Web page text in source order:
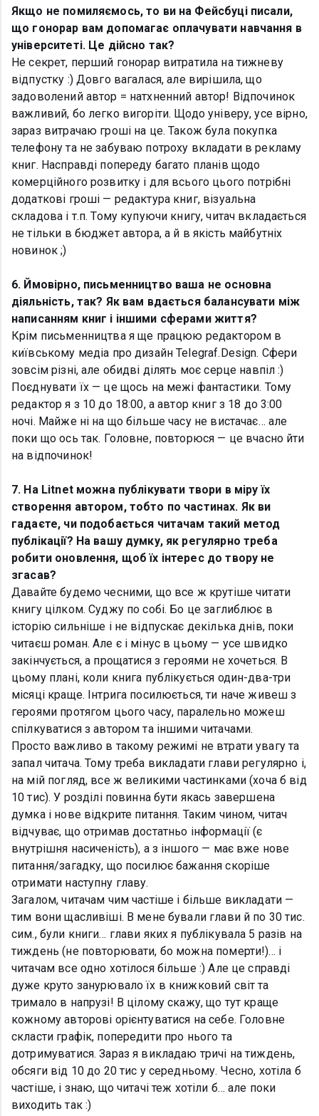
Якщо не помиляємось, то ви на Фейсбуці писали,
що гонорар вам допомагає оплачувати навчання в
університеті. Це дійсно так?
Не секрет, перший гонорар витратила на тижневу
відпустку :) Довго вагалася, але вирішила, що
задоволений автор = натхненний автор! Відпочинок
важливий, бо легко вигоріти. Щодо універу, усе вірно,
зараз витрачаю гроші на це. Також була покупка
телефону та не забуваю потроху вкладати в рекламу
книг. Насправді попереду багато планів щодо
комерційного розвитку і для всього цього потрібні
додаткові гроші — редактура книг, візуальна
складова і т.п. Тому купуючи книгу, читач вкладається
не тільки в бюджет автора, а й в якість майбутніх
новинок ;)
6. Ймовірно, письменництво ваша не основна
діяльність, так? Як вам вдається балансувати між
написанням книг і іншими сферами життя?
Крім письменництва я ще працюю редактором в
київському медіа про дизайн Telegraf.Design. Сфери
зовсім різні, але обидві ділять моє серце навпіл :)
Поєднувати їх — це щось на межі фантастики. Тому
редактор я з 10 до 18:00, а автор книг з 18 до 3:00
ночі. Майже ні на що більше часу не вистачає… але
поки що ось так. Головне, повторюся — це вчасно йти
на відпочинок!
7. На Litnet можна публікувати твори в міру їх
створення автором, тобто по частинах. Як ви
гадаєте, чи подобається читачам такий метод
публікації? На вашу думку, як регулярно треба
робити оновлення, щоб їх інтерес до твору не
згасав?
Давайте будемо чесними, що все ж крутіше читати
книгу цілком. Суджу по собі. Бо це заглиблює в
історію сильніше і не відпускає декілька днів, поки
читаєш роман. Але є і мінус в цьому — усе швидко
закінчується, а прощатися з героями не хочеться. В
цьому плані, коли книга публікується один-два-три
місяці краще. Інтрига посилюється, ти наче живеш з
героями протягом цього часу, паралельно можеш
спілкуватися з автором та іншими читачами.
Просто важливо в такому режимі не втрати увагу та
запал читача. Тому треба викладати глави регулярно і,
на мій погляд, все ж великими частинками (хоча б від
10 тис). У розділі повинна бути якась завершена
думка і нове відкрите питання. Таким чином, читач
відчуває, що отримав достатньо інформації (є
внутрішня насиченість), а з іншого — має вже нове
питання/загадку, що посилює бажання скоріше
отримати наступну главу.
Загалом, читачам чим частіше і більше викладати —
тим вони щасливіші. В мене бували глави й по 30 тис.
сим., були книги… глави яких я публікувала 5 разів на
тиждень (не повторювати, бо можна померти!)... і
читачам все одно хотілося більше :) Але це справді
дуже круто занурювало їх в книжковий світ та
тримало в напрузі! В цілому скажу, що тут краще
кожному авторові орієнтуватися на себе. Головне
скласти графік, попередити про нього та
дотримуватися. Зараз я викладаю тричі на тиждень,
обсяги від 10 до 20 тис у середньому. Чесно, хотіла б
частіше, і знаю, що читачі теж хотіли б… але поки
виходить так :)